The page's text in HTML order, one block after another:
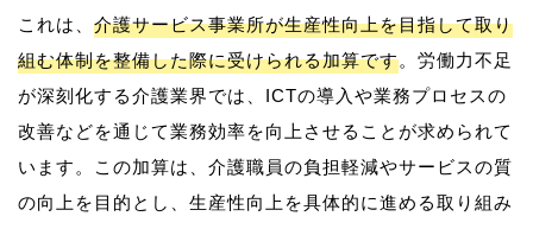
これは、 介護サービス事業所が生産性向上を目指して取り
組む体制を整備した際に受けられる加算です。労働力不足
が深刻化する介護業界では、ICTの導入や業務プロセスの
改善などを通じて業務効率を向上させることが求められて
います。この加算は、介護職員の負担軽減やサービスの質
の向上を目的とし、生産性向上を具体的に進める取り組み